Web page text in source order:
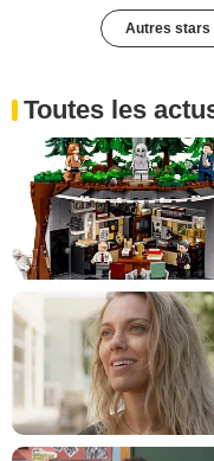
Autres stars
Toutes les